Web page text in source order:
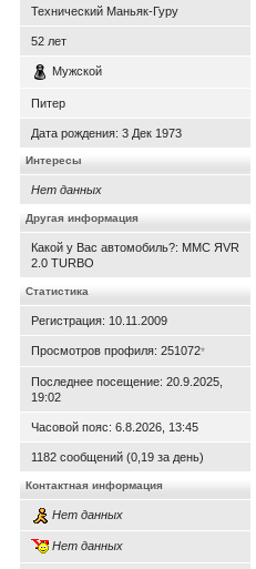
Технический Маньяк-Гуру
52 лет
Мужской
Питер
Дата рождения: 3 Дек 1973
Интересы
Нет данных
Другая информация
Какой у Вас автомобиль?: MMC ЯVR
2.0 TURBO
Статистика
Регистрация: 10.11.2009
Просмотров профиля: 251072*
Последнее посещение: 20.9.2025,
19:02
Часовой пояс: 6.8.2026, 13:45
1182 сообщений (0,19 за день)
Контактная информация
Нет данных
Нет данных